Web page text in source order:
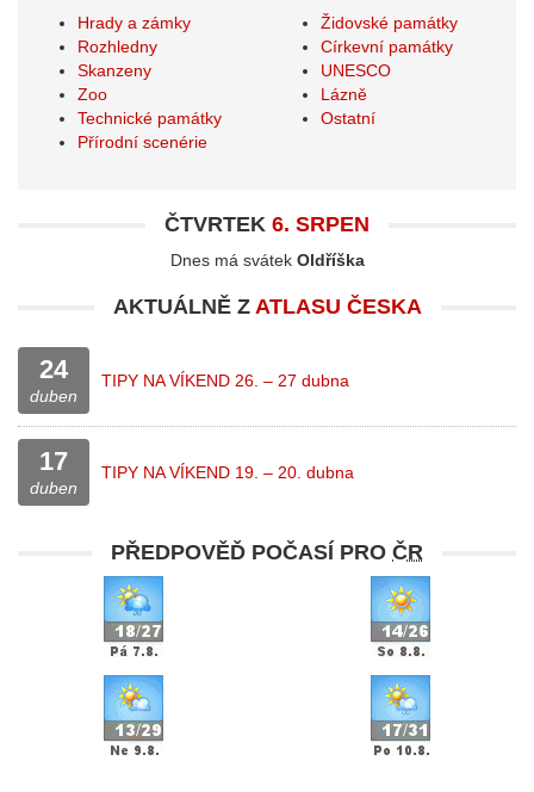
Hrady a zámky
Rozhledny
Skanzeny
Zoo
Technické památky
Přírodní scenérie
Židovské památky
Církevní památky
UNESCO
Lázně
Ostatní
ČTVRTEK 6. SRPEN
Dnes má svátek Oldříška
AKTUÁLNĚ Z ATLASU ČESKA
24
duben
TIPY NA VÍKEND 26. – 27 dubna
17
duben
TIPY NA VÍKEND 19. – 20. dubna
PŘEDPOVĚĎ POČASÍ PRO ČR